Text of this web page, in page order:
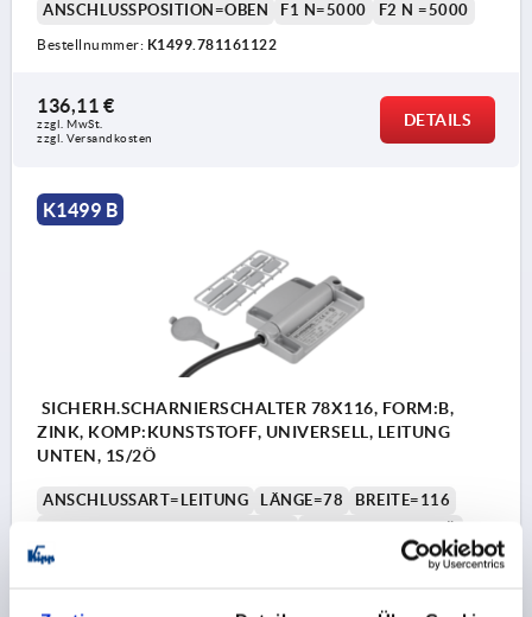
ANSCHLUSSPOSITION=OBEN
F1 N=5000 F2 N =5000
Bestellnummer: K1499.781161122
136,11 €
zzgl. MwSt.
zzgl. Versandkosten
DETAILS
K1499 B
SICHERH.SCHARNIERSCHALTER 78X116, FORM:B,
ZINK, KOMP:KUNSTSTOFF, UNIVERSELL, LEITUNG
UNTEN, 1S/2Ö
ANSCHLUSSART=LEITUNG LÄNGE=78
BREITE=116
ANSCHLUSSPOSITION=UNTEN
F2 N =5000